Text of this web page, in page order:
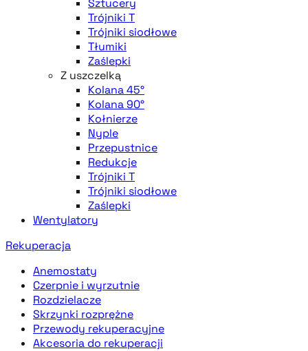
Sztucery
Trójniki T
Trójniki siodłowe
Tłumiki
Zaślepki
Z uszczelką
Kolana 45°
Kolana 90°
Kołnierze
Nyple
Przepustnice
Redukcje
Trójniki T
Trójniki siodłowe
Zaślepki
Wentylatory
Rekuperacja
Anemostaty
Czerpnie i wyrzutnie
Rozdzielacze
Skrzynki rozprężne
Przewody rekuperacyjne
Akcesoria do rekuperacji